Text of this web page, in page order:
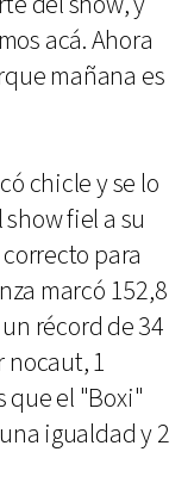
acá. Ahora
mañana es
chicle y se lo
fiel a su
para
marcó 152,8
récord de 34
nocaut, 1
que el "Boxi"
igualdad y 2